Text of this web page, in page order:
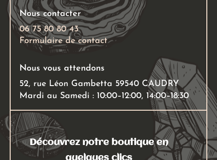
Nous contacter
06 75 80 80 43
Formulaire de contact
Nous vous attendons
52, rue Léon Gambetta 59540 CAUDRY
Mardi au Samedi : 10:00–12:00, 14:00–18:30
Découvrez notre boutique en